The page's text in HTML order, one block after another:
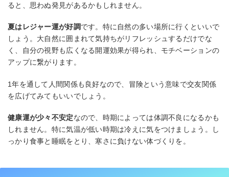
ると、思わぬ発見があるかもしれません。
夏はレジャー運が好調です。特に自然の多い場所に行くといいで
しょう。大自然に囲まれて気持ちがリフレッシュするだけでな
く、自分の視野も広くなる開運効果が得られ、モチベーションの
アップに繋がります。
1年を通して人間関係も良好なので、冒険という意味で交友関係
を広げてみてもいいでしょう。
健康運が少々不安定なので、時期によっては体調不良になるかも
しれません。特に気温が低い時期は冷えに気をつけましょう。し
っかり食事と睡眠をとり、寒さに負けない体づくりを。